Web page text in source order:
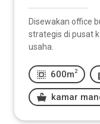
Disewakan office
strategis di pusat
usaha.
600m 2
kamar